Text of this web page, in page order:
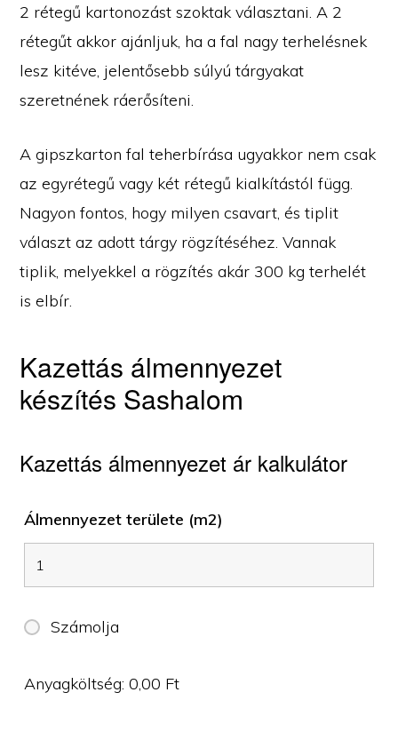
2 rétegű kartonozást szoktak választani. A 2
rétegűt akkor ajánljuk, ha a fal nagy terhelésnek
lesz kitéve, jelentősebb súlyú tárgyakat
szeretnének ráerősíteni.
A gipszkarton fal teherbírása ugyakkor nem csak
az egyrétegű vagy két rétegű kialkítástól függ.
Nagyon fontos, hogy milyen csavart, és tiplit
választ az adott tárgy rögzítéséhez. Vannak
tiplik, melyekkel a rögzítés akár 300 kg terhelét
is elbír.
Kazettás álmennyezet
készítés Sashalom
Kazettás álmennyezet ár kalkulátor
Álmennyezet területe (m2)
Számolja
Anyagköltség:0,00 Ft